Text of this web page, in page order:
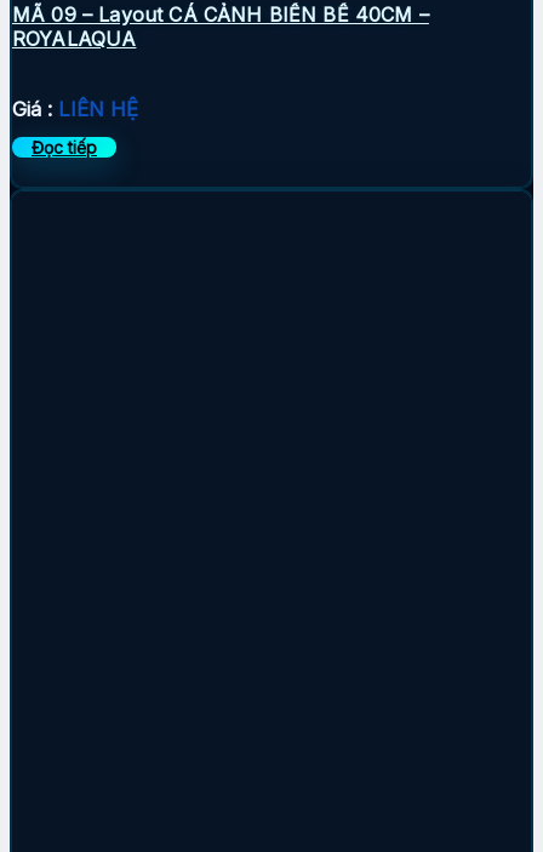
MÃ 09 – Layout CÁ CẢNH BIỂN BỂ 40CM –
ROYALAQUA
Giá : LIÊN HỆ
Đọc tiếp